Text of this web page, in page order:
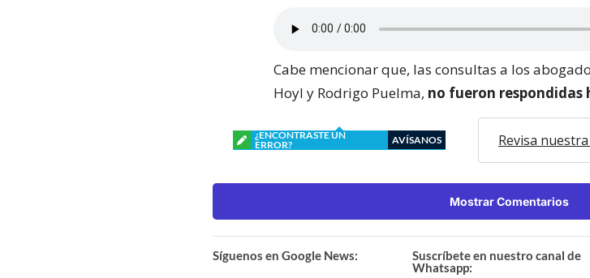
Cabe mencionar que, las consultas a los
Hoyl y Rodrigo Puelma, no fueron respondidas
¿ENCONTRASTE UN
ERROR?
AVÍSANOS Revisa
Mostrar Comentarios
Síguenos en Google News:
Suscríbete en nuestro canal de
Whatsapp: